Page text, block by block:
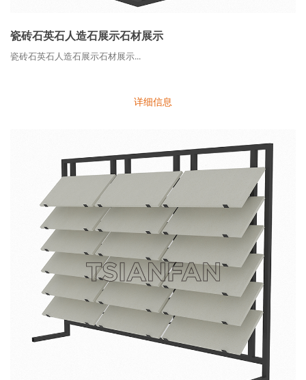
瓷砖石英石人造石展示石材展示
瓷砖石英石人造石展示石材展示...
详细信息